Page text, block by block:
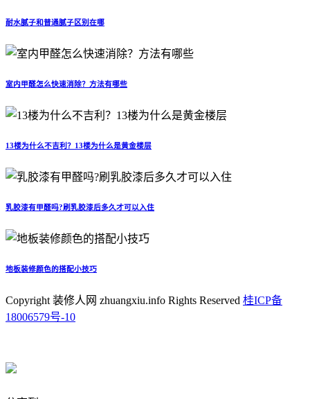
耐水腻子和普通腻子区别在哪
室内甲醛怎么快速消除？方法有哪些
13楼为什么不吉利？13楼为什么是黄金楼层
乳胶漆有甲醛吗?刷乳胶漆后多久才可以入住
地板装修颜色的搭配小技巧
Copyright 装修人网 zhuangxiu.info Rights Reserved 桂ICP备
18006579号-10